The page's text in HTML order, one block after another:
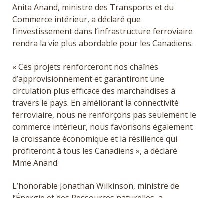
Anita Anand, ministre des Transports et du
Commerce intérieur, a déclaré que
l’investissement dans l’infrastructure ferroviaire
rendra la vie plus abordable pour les Canadiens.
« Ces projets renforceront nos chaînes
d’approvisionnement et garantiront une
circulation plus efficace des marchandises à
travers le pays. En améliorant la connectivité
ferroviaire, nous ne renforçons pas seulement le
commerce intérieur, nous favorisons également
la croissance économique et la résilience qui
profiteront à tous les Canadiens », a déclaré
Mme Anand.
L’honorable Jonathan Wilkinson, ministre de